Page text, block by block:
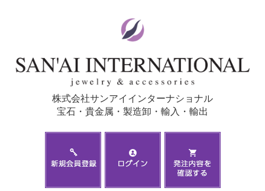
株式会社サンアイインターナショナル
宝石・貴金属・製造卸・輸入・輸出